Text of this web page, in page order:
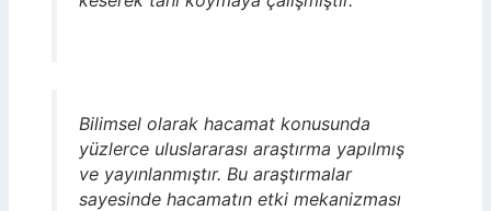
Bilimsel olarak hacamat konusunda
yüzlerce uluslararası araştırma yapılmış
ve yayınlanmıştır. Bu araştırmalar
sayesinde hacamatın etki mekanizması